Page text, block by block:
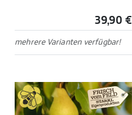
39,90 €
mehrere Varianten verfügbar!